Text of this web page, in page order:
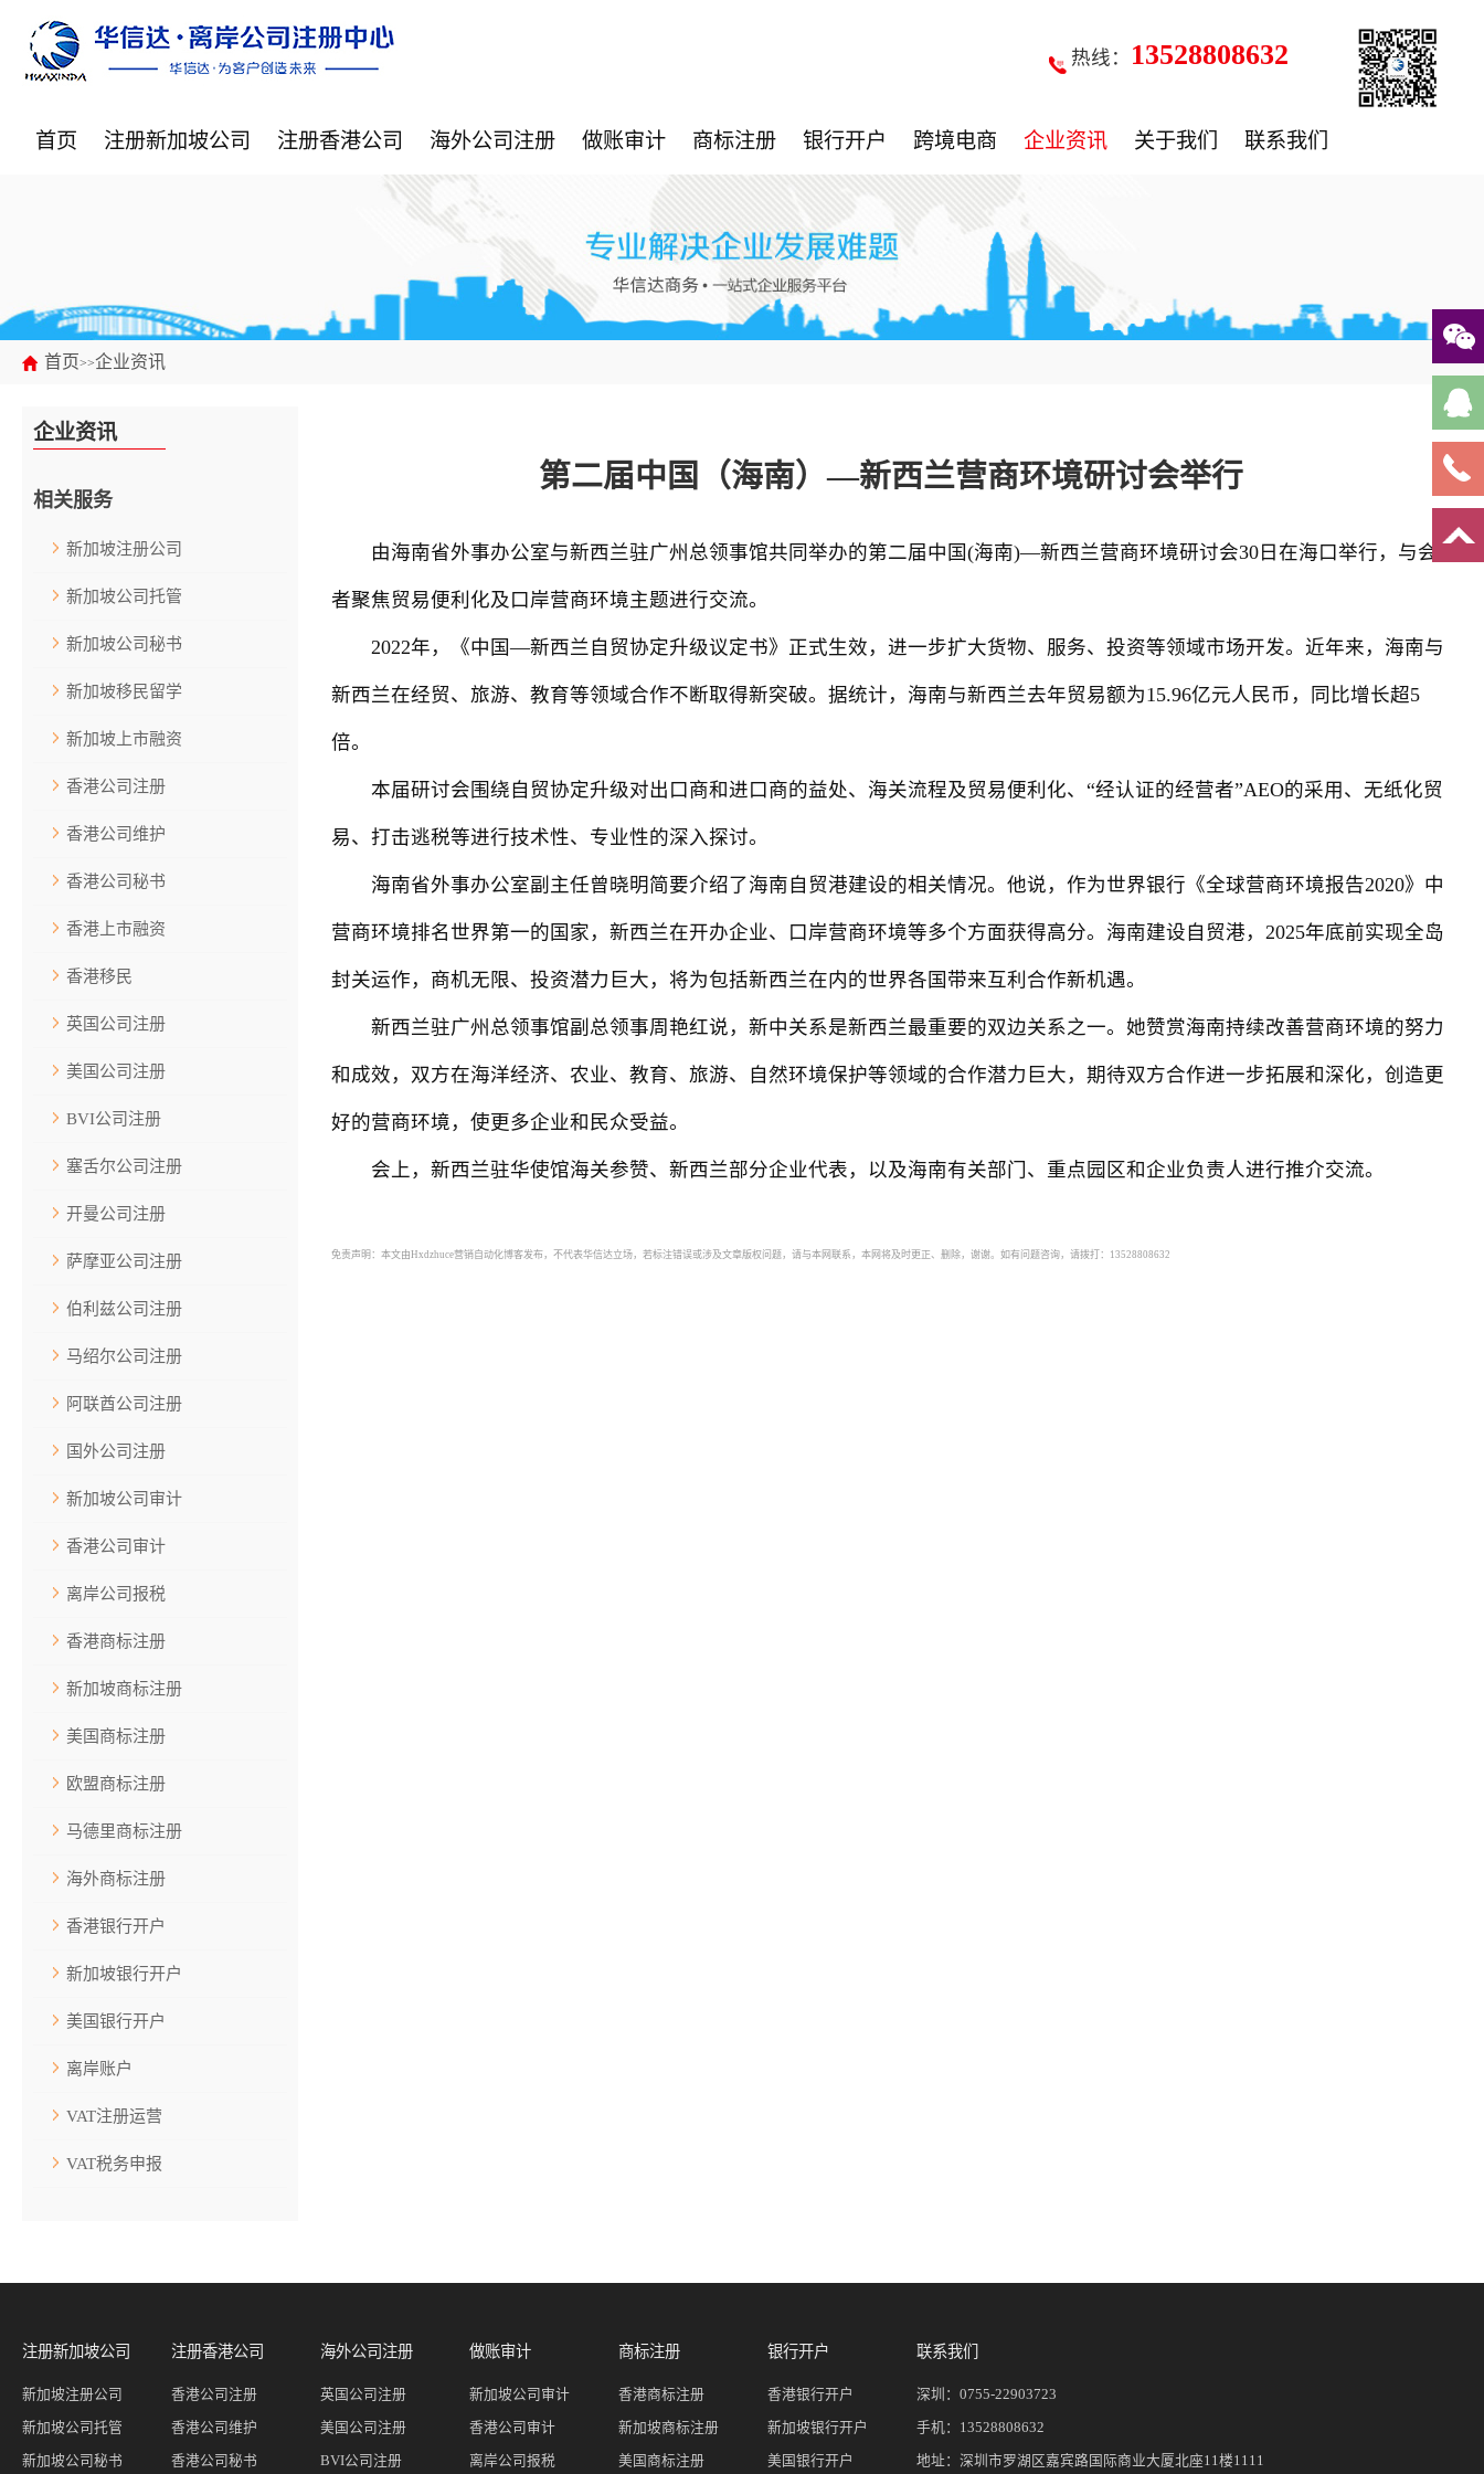
热线： 13528808632
首页 注册新加坡公司 注册香港公司 海外公司注册 做账审计 商标注册 银行开户 跨境电商 企业资讯 关于我们 联系我们
首页>>企业资讯
企业资讯
相关服务
新加坡注册公司
新加坡公司托管
新加坡公司秘书
新加坡移民留学
新加坡上市融资
香港公司注册
香港公司维护
香港公司秘书
香港上市融资
香港移民
英国公司注册
美国公司注册
BVI公司注册
塞舌尔公司注册
开曼公司注册
萨摩亚公司注册
伯利兹公司注册
马绍尔公司注册
阿联酋公司注册
国外公司注册
新加坡公司审计
香港公司审计
离岸公司报税
香港商标注册
新加坡商标注册
美国商标注册
欧盟商标注册
马德里商标注册
海外商标注册
香港银行开户
新加坡银行开户
美国银行开户
离岸账户
VAT注册运营
VAT税务申报
第二届中国（海南）—新西兰营商环境研讨会举行
由海南省外事办公室与新西兰驻广州总领事馆共同举办的第二届中国(海南)—新西兰营商环境研讨会30日在海口举行，与会
者聚焦贸易便利化及口岸营商环境主题进行交流。
2022年，《中国—新西兰自贸协定升级议定书》正式生效，进一步扩大货物、服务、投资等领域市场开发。近年来，海南与
新西兰在经贸、旅游、教育等领域合作不断取得新突破。据统计，海南与新西兰去年贸易额为15.96亿元人民币，同比增长超5
倍。
本届研讨会围绕自贸协定升级对出口商和进口商的益处、海关流程及贸易便利化、“经认证的经营者”AEO的采用、无纸化贸
易、打击逃税等进行技术性、专业性的深入探讨。
海南省外事办公室副主任曾晓明简要介绍了海南自贸港建设的相关情况。他说，作为世界银行《全球营商环境报告2020》中
营商环境排名世界第一的国家，新西兰在开办企业、口岸营商环境等多个方面获得高分。海南建设自贸港，2025年底前实现全岛
封关运作，商机无限、投资潜力巨大，将为包括新西兰在内的世界各国带来互利合作新机遇。
新西兰驻广州总领事馆副总领事周艳红说，新中关系是新西兰最重要的双边关系之一。她赞赏海南持续改善营商环境的努力
和成效，双方在海洋经济、农业、教育、旅游、自然环境保护等领域的合作潜力巨大，期待双方合作进一步拓展和深化，创造更
好的营商环境，使更多企业和民众受益。
会上，新西兰驻华使馆海关参赞、新西兰部分企业代表，以及海南有关部门、重点园区和企业负责人进行推介交流。
免责声明：本文由Hxdzhuce营销自动化博客发布，不代表华信达立场，若标注错误或涉及文章版权问题，请与本网联系，本网将及时更正、删除，谢谢。如有问题咨询，请拨打：13528808632
注册新加坡公司
新加坡注册公司
新加坡公司托管
新加坡公司秘书
注册香港公司
香港公司注册
香港公司维护
香港公司秘书
海外公司注册
英国公司注册
美国公司注册
BVI公司注册
做账审计
新加坡公司审计
香港公司审计
离岸公司报税
商标注册
香港商标注册
新加坡商标注册
美国商标注册
银行开户
香港银行开户
新加坡银行开户
美国银行开户
联系我们
深圳：0755-22903723
手机： 13528808632
地址：深圳市罗湖区嘉宾路国际商业大厦北座11楼1111